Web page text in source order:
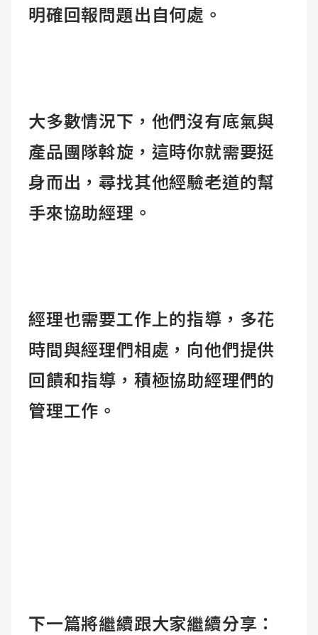
明確回報問題出自何處。
大多數情況下，他們沒有底氣與
產品團隊斡旋，這時你就需要挺
身而出，尋找其他經驗老道的幫
手來協助經理。
經理也需要工作上的指導，多花
時間與經理們相處，向他們提供
回饋和指導，積極協助經理們的
管理工作。
下一篇將繼續跟大家繼續分享：